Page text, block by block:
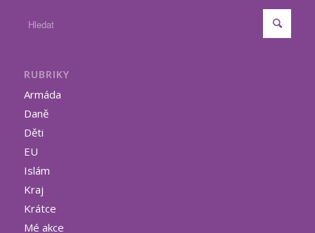
RUBRIKY
Armáda
Daně
Děti
EU
Islám
Kraj
Krátce
Mé akce